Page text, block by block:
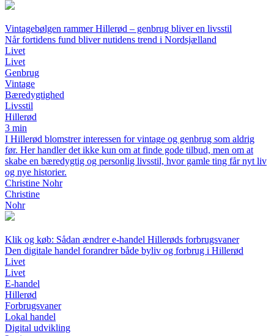
Vintagebølgen rammer Hillerød – genbrug bliver en livsstil
Når fortidens fund bliver nutidens trend i Nordsjælland
Livet
Livet
Genbrug
Vintage
Bæredygtighed
Livsstil
Hillerød
3 min
I Hillerød blomstrer interessen for vintage og genbrug som aldrig
før. Her handler det ikke kun om at finde gode tilbud, men om at
skabe en bæredygtig og personlig livsstil, hvor gamle ting får nyt liv
og nye historier.
Christine Nohr
Christine
Nohr
Klik og køb: Sådan ændrer e-handel Hillerøds forbrugsvaner
Den digitale handel forandrer både byliv og forbrug i Hillerød
Livet
Livet
E-handel
Hillerød
Forbrugsvaner
Lokal handel
Digital udvikling